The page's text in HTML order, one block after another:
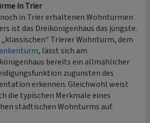
in Trier
in Trier erhaltenen Wohntürmen
ist das Dreikönigenhaus das jüngste.
Trierer Wohnturm, dem
, lässt sich am
bereits ein allmählicher
zugunsten des
erkennen. Gleichwohl weist
die typischen Merkmale eines
städtischen Wohnturms auf.